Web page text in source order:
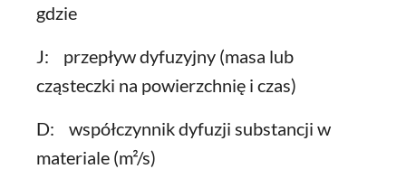
gdzie
J: przepływ dyfuzyjny (masa lub
cząsteczki na powierzchnię i czas)
D: współczynnik dyfuzji substancji w
materiale (m²/s)